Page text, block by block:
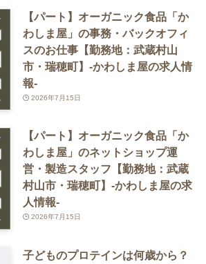
【パート】オーガニック食品「か
わしま屋」の事務・バックオフィ
スのお仕事【勤務地：武蔵村山
市・瑞穂町】-かわしま屋の求人情
報-
2026年7月15日
【パート】オーガニック食品「か
わしま屋」のネットショップ運
営・製造スタッフ【勤務地：武蔵
村山市・瑞穂町】-かわしま屋の求
人情報-
2026年7月15日
子どものプロテインは何歳から？